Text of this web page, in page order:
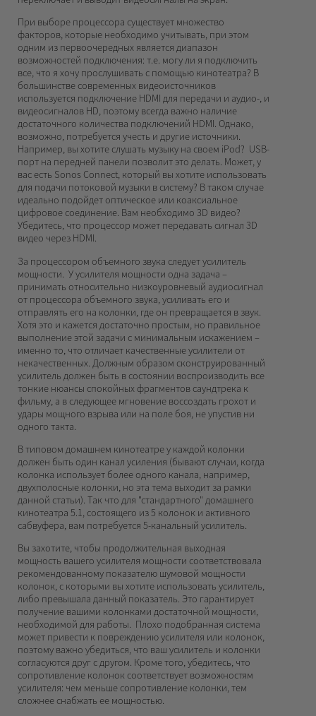
При выборе процессора существует множество
факторов, которые необходимо учитывать, при этом
одним из первоочередных является диапазон
возможностей подключения: т.е. могу ли я подключить
все, что я хочу прослушивать с помощью кинотеатра? В
большинстве современных видеоисточников
используется подключение HDMI для передачи и аудио-, и
видеосигналов HD, поэтому всегда важно наличие
достаточного количества подключений HDMI. Однако,
возможно, потребуется учесть и другие источники.
Например, вы хотите слушать музыку на своем iPod? USB-
порт на передней панели позволит это делать. Может, у
вас есть Sonos Connect, который вы хотите использовать
для подачи потоковой музыки в систему? В таком случае
идеально подойдет оптическое или коаксиальное
цифровое соединение. Вам необходимо 3D видео?
Убедитесь, что процессор может передавать сигнал 3D
видео через HDMI.
За процессором объемного звука следует усилитель
мощности. У усилителя мощности одна задача –
принимать относительно низкоуровневый аудиосигнал
от процессора объемного звука, усиливать его и
отправлять его на колонки, где он превращается в звук.
Хотя это и кажется достаточно простым, но правильное
выполнение этой задачи с минимальным искажением –
именно то, что отличает качественные усилители от
некачественных. Должным образом сконструированный
усилитель должен быть в состоянии воспроизводить все
тонкие нюансы спокойных фрагментов саундтрека к
фильму, а в следующее мгновение воссоздать грохот и
удары мощного взрыва или на поле боя, не упустив ни
одного такта.
В типовом домашнем кинотеатре у каждой колонки
должен быть один канал усиления (бывают случаи, когда
колонка использует более одного канала, например,
двухполосные колонки, но эта тема выходит за рамки
данной статьи). Так что для "стандартного" домашнего
кинотеатра 5.1, состоящего из 5 колонок и активного
сабвуфера, вам потребуется 5-канальный усилитель.
Вы захотите, чтобы продолжительная выходная
мощность вашего усилителя мощности соответствовала
рекомендованному показателю шумовой мощности
колонок, с которыми вы хотите использовать усилитель,
либо превышала данный показатель. Это гарантирует
получение вашими колонками достаточной мощности,
необходимой для работы. Плохо подобранная система
может привести к повреждению усилителя или колонок,
поэтому важно убедиться, что ваш усилитель и колонки
согласуются друг с другом. Кроме того, убедитесь, что
сопротивление колонок соответствует возможностям
усилителя: чем меньше сопротивление колонки, тем
сложнее снабжать ее мощностью.